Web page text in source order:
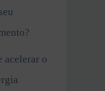
acelerar o